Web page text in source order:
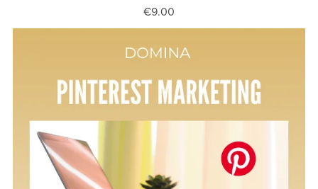
€9.00